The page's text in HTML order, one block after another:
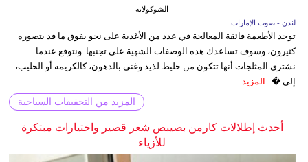
الشوكولاتة
لندن - صوت الإمارات
توجد الأطعمة فائقة المعالجة في عدد من الأغذية على نحو يفوق ما قد يتصوره
كثيرون، وسوف تساعدك هذه الوصفات الشهية على تجنبها. ونتوقع عندما
نشتري المثلجات أنها تتكون من خليط لذيذ وغني بالدهون، كالكريمة أو الحليب،
إلى �... المزيد
المزيد من التحقيقات السياحية
أحدث إطلالات كارمن بصيبص شعر قصير واختيارات مبتكرة
للأزياء